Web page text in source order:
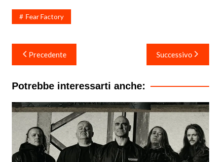
Fear Factory
Navigazione
articoli
Precedente Successivo
Potrebbe interessarti anche: